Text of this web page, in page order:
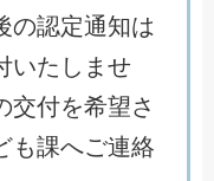
の認定通知は
いたしませ
交付を希望さ
も課へご連絡